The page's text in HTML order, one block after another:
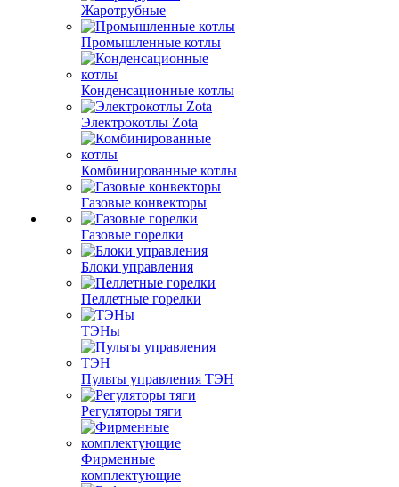
Жаротрубные
Промышленные котлы
Конденсационные котлы
Электрокотлы Zota
Комбинированные котлы
Газовые конвекторы
Газовые горелки
Блоки управления
Пеллетные горелки
ТЭНы
Пульты управления ТЭН
Регуляторы тяги
Фирменные
комплектующие